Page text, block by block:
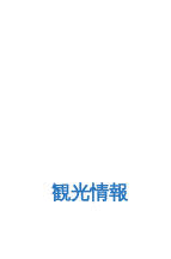
観光情報